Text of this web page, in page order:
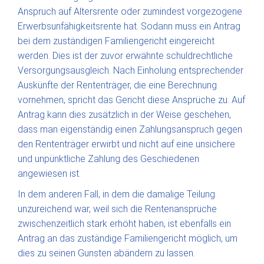
Anspruch auf Altersrente oder zumindest vorgezogene
Erwerbsunfähigkeitsrente hat. Sodann muss ein Antrag
bei dem zuständigen Familiengericht eingereicht
werden. Dies ist der zuvor erwähnte schuldrechtliche
Versorgungsausgleich. Nach Einholung entsprechender
Auskünfte der Rententräger, die eine Berechnung
vornehmen, spricht das Gericht diese Ansprüche zu. Auf
Antrag kann dies zusätzlich in der Weise geschehen,
dass man eigenständig einen Zahlungsanspruch gegen
den Rententräger erwirbt und nicht auf eine unsichere
und unpünktliche Zahlung des Geschiedenen
angewiesen ist.
In dem anderen Fall, in dem die damalige Teilung
unzureichend war, weil sich die Rentenansprüche
zwischenzeitlich stark erhöht haben, ist ebenfalls ein
Antrag an das zuständige Familiengericht möglich, um
dies zu seinen Gunsten abändern zu lassen.